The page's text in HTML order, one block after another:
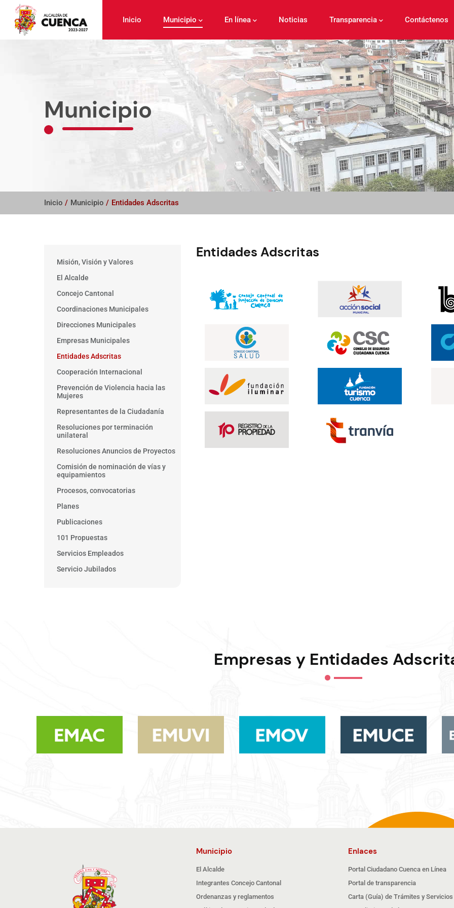
contenido
principal
Inicio Municipio En línea Noticias Transparencia Contáctenos
Municipio
Inicio / Municipio / Entidades Adscritas
Entidades Adscritas
Main
Misión, Visión y Valores
El Alcalde
Concejo Cantonal
Coordinaciones Municipales
Direcciones Municipales
Empresas Municipales
Entidades Adscritas
Cooperación Internacional
Prevención de Violencia hacia las
Mujeres
Representantes de la Ciudadanía
Resoluciones por terminación
unilateral
Resoluciones Anuncios de Proyectos
Comisión de nominación de vías y
equipamientos
Procesos, convocatorias
Planes
Publicaciones
101 Propuestas
Servicios Empleados
Servicio Jubilados
Empresas y Entidades
Municipio
El Alcalde
Integrantes Concejo Cantonal
Ordenanzas y reglamentos
Enlaces
Portal Ciudadano Cuenca en Línea
Portal de transparencia
Carta (Guía) de Trámites y Servicios